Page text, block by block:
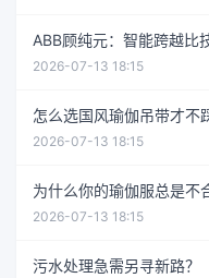
ABB顾纯元：智能跨越比
2026-07-13 18:15
怎么选国风瑜伽吊带才不
2026-07-13 18:15
为什么你的瑜伽服总是不
2026-07-13 18:15
污水处理急需另寻新路？